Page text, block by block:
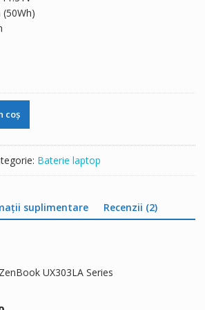
coș
Baterie laptop
suplimentare Recenzii (2)
UX303LA Series